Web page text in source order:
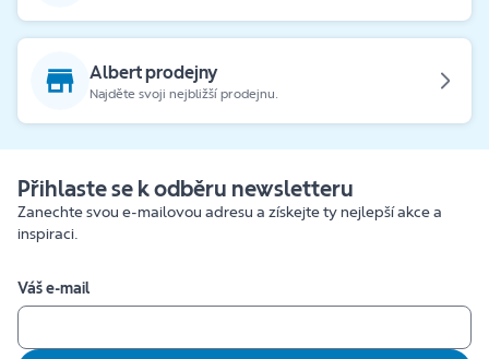
Albert prodejny
Najděte svoji nejbližší prodejnu.
Přihlaste se k odběru newsletteru
Zanechte svou e-mailovou adresu a získejte ty nejlepší akce a
inspiraci.
Váš e-mail